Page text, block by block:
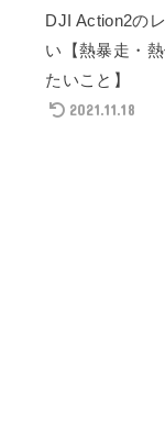
DJI Action2の
い【熱暴走・
たいこと】
2021.11.18